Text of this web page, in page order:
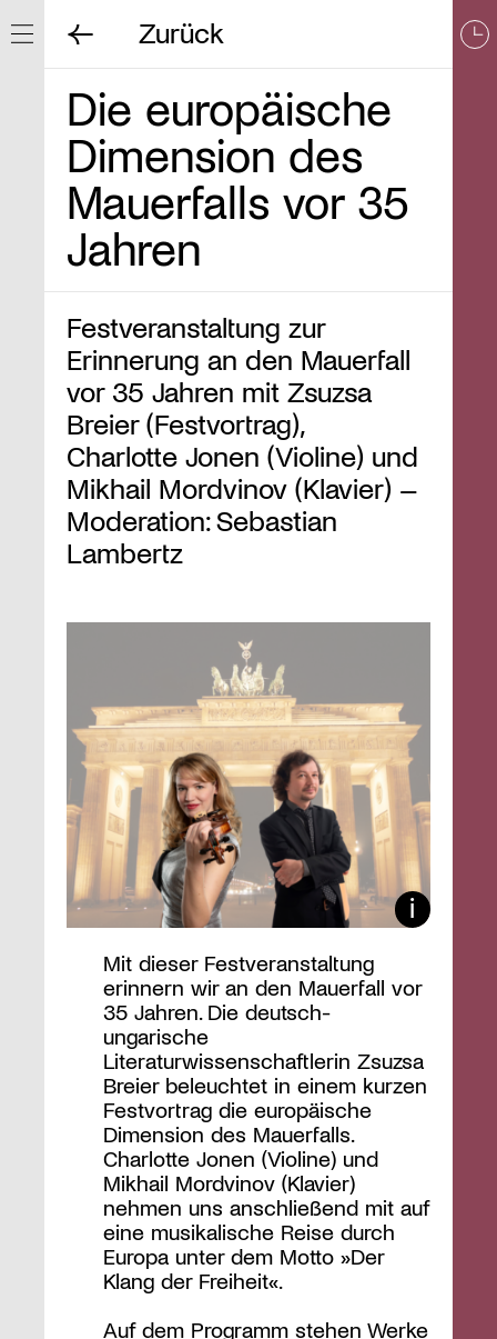
Navigation ein/ausblenden
Zurück
Die europäische
Dimension des
Mauerfalls vor 35
Jahren
Festveranstaltung zur
Erinnerung an den Mauerfall
vor 35 Jahren mit Zsuzsa
Breier (Festvortrag),
Charlotte Jonen (Violine) und
Mikhail Mordvinov (Klavier) –
Moderation: Sebastian
Lambertz
Mit dieser Festveranstaltung
erinnern wir an den Mauerfall vor
35 Jahren. Die deutsch-
ungarische
Literaturwissenschaftlerin Zsuzsa
Breier beleuchtet in einem kurzen
Festvortrag die europäische
Dimension des Mauerfalls.
Charlotte Jonen (Violine) und
Mikhail Mordvinov (Klavier)
nehmen uns anschließend mit auf
eine musikalische Reise durch
Europa unter dem Motto »Der
Klang der Freiheit«.
Auf dem Programm stehen Werke